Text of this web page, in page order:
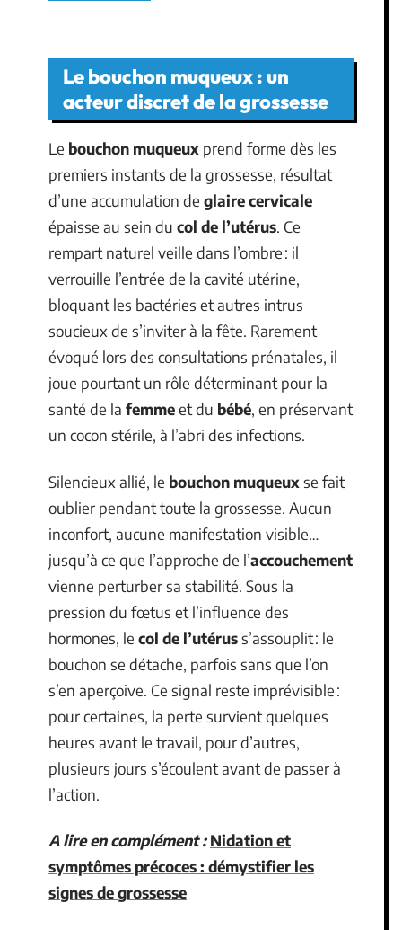
Le bouchon muqueux : un
acteur discret de la grossesse
Le bouchon muqueux prend forme dès les
premiers instants de la grossesse, résultat
d’une accumulation de glaire cervicale
épaisse au sein du col de l’utérus. Ce
rempart naturel veille dans l’ombre : il
verrouille l’entrée de la cavité utérine,
bloquant les bactéries et autres intrus
soucieux de s’inviter à la fête. Rarement
évoqué lors des consultations prénatales, il
joue pourtant un rôle déterminant pour la
santé de la femmeet du bébé, en préservant
un cocon stérile, à l’abri des infections.
Silencieux allié, le bouchon muqueuxse fait
oublier pendant toute la grossesse. Aucun
inconfort, aucune manifestation visible…
jusqu’à ce que l’approche de l’accouchement
vienne perturber sa stabilité. Sous la
pression du fœtus et l’influence des
hormones, le col de l’utéruss’assouplit : le
bouchon se détache, parfois sans que l’on
s’en aperçoive. Ce signal reste imprévisible :
pour certaines, la perte survient quelques
heures avant le travail, pour d’autres,
plusieurs jours s’écoulent avant de passer à
l’action.
A lire en complément : Nidation et
symptômes précoces : démystifier les
signes de grossesse